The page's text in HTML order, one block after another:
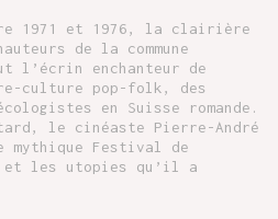
1971 et 1976, la clairière
de la commune
l’écrin enchanteur de
culture pop-folk, des
en Suisse romande.
le cinéaste Pierre-André
mythique Festival de
et les utopies qu’il a